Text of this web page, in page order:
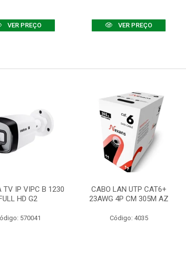
VER PREÇO VER PREÇO
TV IP VIPC B 1230
HD G2
570041
CABO LAN UTP CAT6+
23AWG 4P CM 305M AZ
Código: 4035